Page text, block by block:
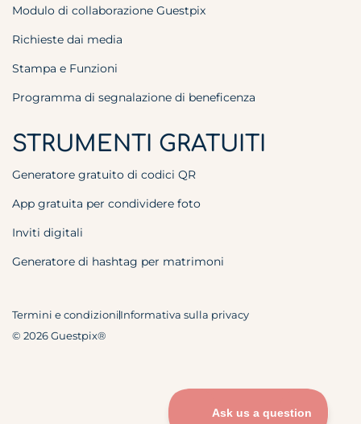
Modulo di collaborazione Guestpix
Richieste dai media
Stampa e Funzioni
Programma di segnalazione di beneficenza
STRUMENTI GRATUITI
Generatore gratuito di codici QR
App gratuita per condividere foto
Inviti digitali
Generatore di hashtag per matrimoni
© 2026 Guestpix®
Termini e condizioniInformativa sulla privacy